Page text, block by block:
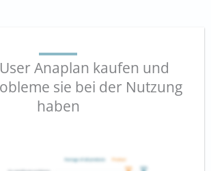
Anaplan kaufen und
sie bei der Nutzung
haben